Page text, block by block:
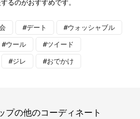
るのがおすすめです。
#デート #ウォッシャブル
#ウール #ツイード
#ジレ #おでかけ
プの他のコーディネート